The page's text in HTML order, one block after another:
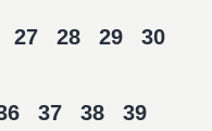
27 28 29 30
37 38 39